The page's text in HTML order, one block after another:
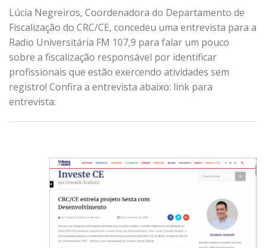
Lúcia Negreiros, Coordenadora do Departamento de
Fiscalização do CRC/CE, concedeu uma entrevista para a
Radio Universitária FM 107,9 para falar um pouco
sobre a fiscalização responsável por identificar
profissionais que estão exercendo atividades sem
registro! Confira a entrevista abaixo: link para
entrevista: